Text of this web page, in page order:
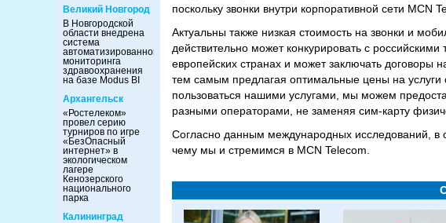
Великий Новгород
В Новгородской
области внедрена
система
автоматизированного
мониторинга
здравоохранения
на базе Modus BI
Архангельск
«Ростелеком»
провел серию
турниров по игре
«БезОпасный
интернет» в
экологическом
лагере
Кенозерского
национального
парка
Калининград
поскольку звонки внутри корпоративной сети MCN
Актуальны также низкая стоимость на звонки и
действительно может конкурировать с российскими
европейских странах и может заключать договоры
тем самым предлагая оптимальные цены на
пользоваться нашими услугами, мы можем
разными операторами, не заменяя сим-карту
Согласно данным международных исследований, в
чему мы и стремимся в MCN Telecom.